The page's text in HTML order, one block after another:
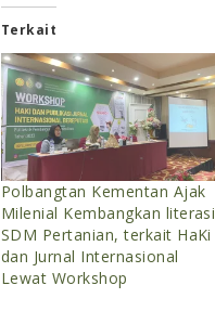
Terkait
Polbangtan Kementan Ajak
Milenial Kembangkan literasi
SDM Pertanian, terkait HaKi
dan Jurnal Internasional
Lewat Workshop